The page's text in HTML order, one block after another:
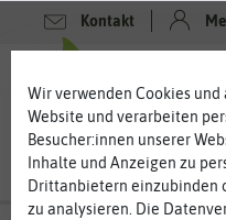
Kontakt
Wir verwenden Cookies
Website und verarbeiten
Besucher:innen unserer
Inhalte und Anzeigen zu
Drittanbietern einzubinden
zu analysieren. Die